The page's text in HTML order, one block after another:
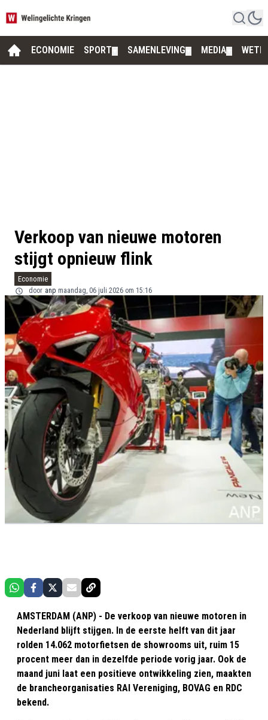
ECONOMIE SPORT SAMENLEVING MEDIA
Verkoop van nieuwe motoren
stijgt opnieuw flink
Economie
door anp maandag, 06 juli 2026 om 15:16
AMSTERDAM (ANP) - De verkoop van nieuwe motoren in
Nederland blijft stijgen. In de eerste helft van dit jaar
rolden 14.062 motorfietsen de showrooms uit, ruim 15
procent meer dan in dezelfde periode vorig jaar. Ook de
maand juni laat een positieve ontwikkeling zien, maakten
de brancheorganisaties RAI Vereniging, BOVAG en RDC
bekend.